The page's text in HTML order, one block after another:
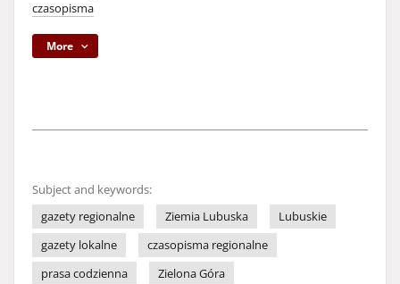
czasopisma
More
Subject and keywords:
gazety regionalne
Ziemia Lubuska
Lubuskie
gazety lokalne
czasopisma regionalne
prasa codzienna
Zielona Góra